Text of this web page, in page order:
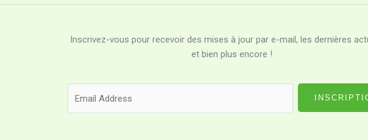
Inscrivez-vous pour recevoir des mises à jour par e-mail, les dernières
et bien plus encore !
m